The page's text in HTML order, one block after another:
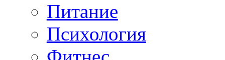
Питание
Психология